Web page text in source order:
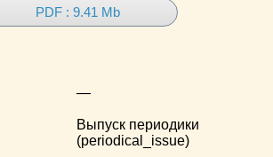
PDF : 9.41 Mb
—
Выпуск периодики
(periodical_issue)